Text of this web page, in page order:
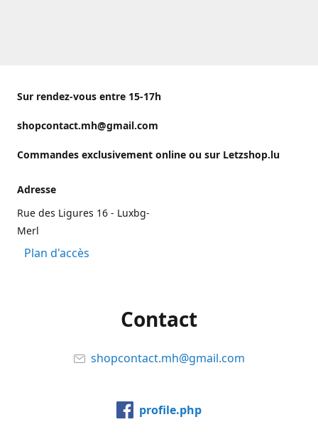
Sur rendez-vous entre 15-17h
shopcontact.mh@gmail.com
Commandes exclusivement online ou sur Letzshop.lu
Adresse
Rue des Ligures 16 - Luxbg-
Merl
Plan d'accès
Contact
shopcontact.mh@gmail.com
profile.php